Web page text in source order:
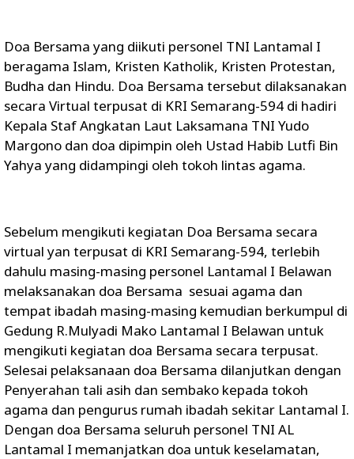
Doa Bersama yang diikuti personel TNI Lantamal I
beragama Islam, Kristen Katholik, Kristen Protestan,
Budha dan Hindu. Doa Bersama tersebut dilaksanakan
secara Virtual terpusat di KRI Semarang-594 di hadiri
Kepala Staf Angkatan Laut Laksamana TNI Yudo
Margono dan doa dipimpin oleh Ustad Habib Lutfi Bin
Yahya yang didampingi oleh tokoh lintas agama.
Sebelum mengikuti kegiatan Doa Bersama secara
virtual yan terpusat di KRI Semarang-594, terlebih
dahulu masing-masing personel Lantamal I Belawan
melaksanakan doa Bersama sesuai agama dan
tempat ibadah masing-masing kemudian berkumpul di
Gedung R.Mulyadi Mako Lantamal I Belawan untuk
mengikuti kegiatan doa Bersama secara terpusat.
Selesai pelaksanaan doa Bersama dilanjutkan dengan
Penyerahan tali asih dan sembako kepada tokoh
agama dan pengurus rumah ibadah sekitar Lantamal I.
Dengan doa Bersama seluruh personel TNI AL
Lantamal I memanjatkan doa untuk keselamatan,